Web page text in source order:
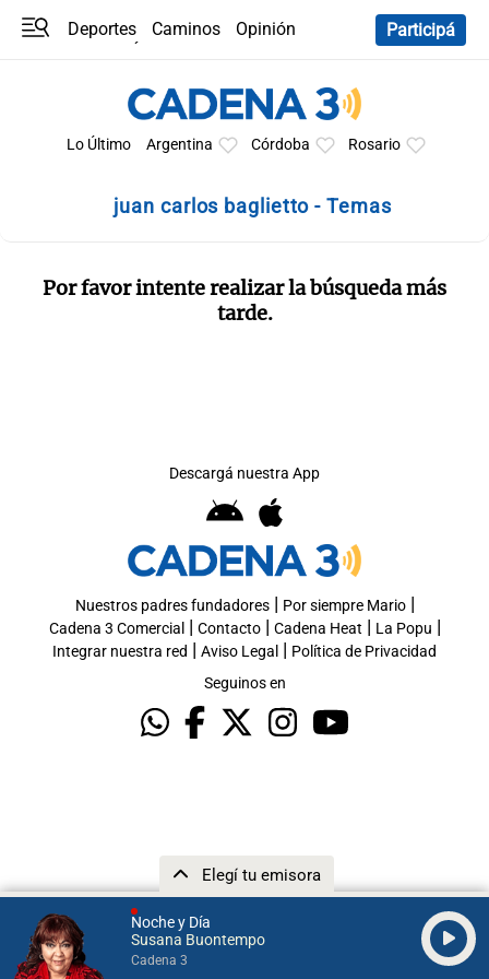
Noche y Día
Susana Buontempo
Cadena 3
Elegí tu emisora
Deportes Caminos
Opinión
Participá
Lo Último Argentina Córdoba Rosario
juan carlos baglietto - Temas
Por favor intente realizar la búsqueda más
tarde.
Descargá nuestra App
Nuestros padres fundadores| Por siempre Mario|
Cadena 3 Comercial | Contacto| Cadena Heat | La Popu |
Integrar nuestra red | Aviso Legal | Política de Privacidad
Seguinos en